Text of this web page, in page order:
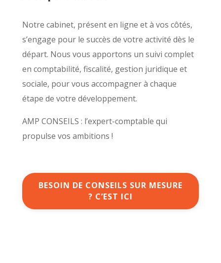
Notre cabinet, présent en ligne et à vos côtés,
s’engage pour le succès de votre activité dès le
départ. Nous vous apportons un suivi complet
en comptabilité, fiscalité, gestion juridique et
sociale, pour vous accompagner à chaque
étape de votre développement.
AMP CONSEILS : l’expert-comptable qui
propulse vos ambitions !
BESOIN DE CONSEILS SUR MESURE
? C’EST ICI